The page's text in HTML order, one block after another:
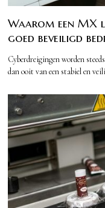
Waarom een MX
goed beveiligd
Cyberdreigingen worden
dan ooit van een stabiel en